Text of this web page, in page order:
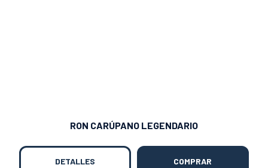
RON CARÚPANO LEGENDARIO
DETALLES COMPRAR